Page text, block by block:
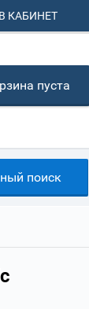
КАБИНЕТ
пуста
поиск